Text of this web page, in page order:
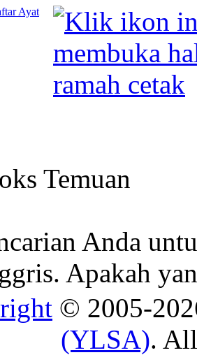
Ayat
Temuan
Anda
Apakah
© 2005-
(YLSA).